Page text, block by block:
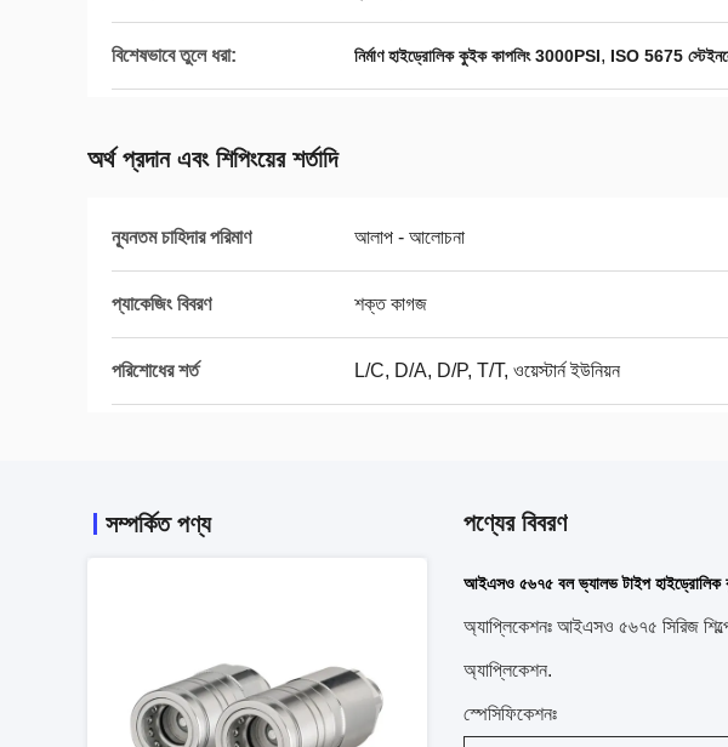
বিশেষভাবে তুলে ধরা: নির্মাণ হাইড্রোলিক কুইক কাপলিং 3000PSI, ISO 5675
অর্থ প্রদান এবং শিপিংয়ের শর্তাদি
ন্যূনতম চাহিদার পরিমাণ আলাপ - আলোচনা
প্যাকেজিং বিবরণ শক্ত কাগজ
পরিশোধের শর্ত L/C, D/A, D/P, T/T, ওয়েস্টার্ন ইউনিয়ন
সম্পর্কিত পণ্য পণ্যের বিবরণ
আইএসও ৫৬৭৫ বল ভ্যালভ টাইপ হাইড্রোলিক
অ্যাপ্লিকেশনঃ আইএসও ৫৬৭৫ সিরিজ শিল্পে
অ্যাপ্লিকেশন.
স্পেসিফিকেশনঃ